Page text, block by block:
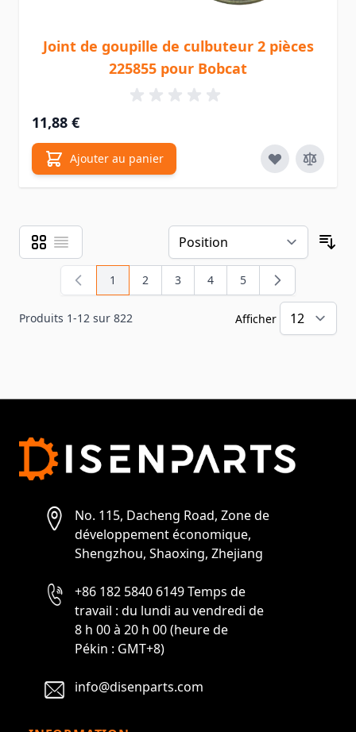
Joint de goupille de culbuteur 2 pièces
225855 pour Bobcat
11,88 €
Ajouter au panier
Afficher en
GrilleListe
Produits 1-12 sur 822
Vous lisez actuellement la page
1 Page
2 Page
3 Page
4 Page
5
Afficher
No. 115, Dacheng Road, Zone de
développement économique,
Shengzhou, Shaoxing, Zhejiang
+86 182 5840 6149 Temps de
travail : du lundi au vendredi de
8 h 00 à 20 h 00 (heure de
Pékin : GMT+8)
info@disenparts.com